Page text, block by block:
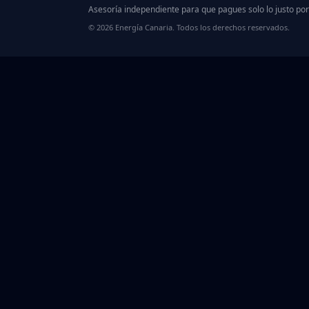
Asesoría independiente para que pagues solo lo justo
© 2026 Energía Canaria. Todos los derechos reservados.